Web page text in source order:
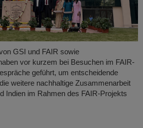
GSI und FAIR sowie
vor kurzem bei Besuchen im FAIR-
geführt, um entscheidende
weitere nachhaltige Zusammenarbeit
Indien im Rahmen des FAIR-Projekts